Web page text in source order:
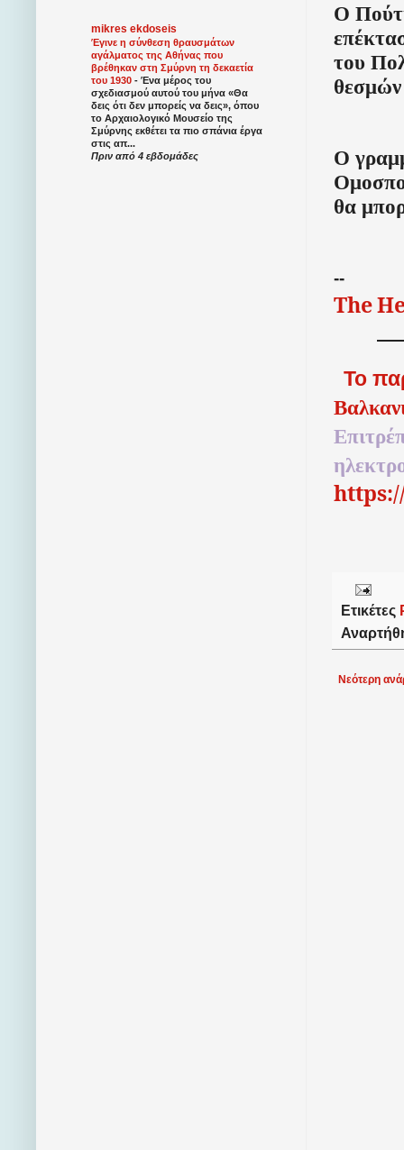
Ο
του
Ο
θα
--
The
Το
Ετικέτες
Νεότερη
mikres ekdoseis
Έγινε η σύνθεση θραυσμάτων
αγάλματος της Αθήνας που
βρέθηκαν στη Σμύρνη τη δεκαετία
του 1930 - Ένα μέρος του
σχεδιασμού αυτού του μήνα «Θα
δεις ότι δεν μπορείς να δεις», όπου
το Αρχαιολογικό Μουσείο της
Σμύρνης εκθέτει τα πιο σπάνια έργα
στις απ...
Πριν από 4 εβδομάδες